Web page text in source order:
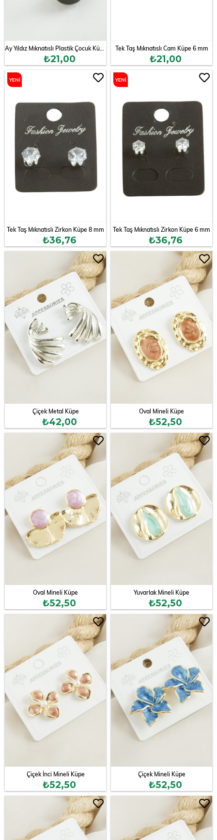
₺21,00
Tek Taş Mıknatıslı Cam Küpe 6 mm
₺21,00
Tek Taş Mıknatıslı Zirkon Küpe 8 mm
₺36,76
YENI
Tek Taş Mıknatıslı Zirkon Küpe 6 mm
₺36,76
YENI
Çiçek Metal Küpe
₺42,00
Oval Mineli Küpe
₺52,50
Oval Mineli Küpe
₺52,50
Yuvarlak Mineli Küpe
₺52,50
Çiçek İnci Mineli Küpe
₺52,50
Çiçek Mineli Küpe
₺52,50